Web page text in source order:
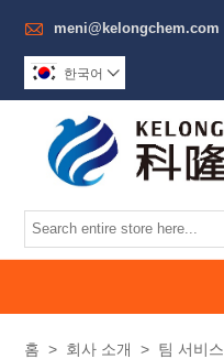
 meni@kelongchem.com
한국어 
홈 > 회사 소개 > 팀 서비스